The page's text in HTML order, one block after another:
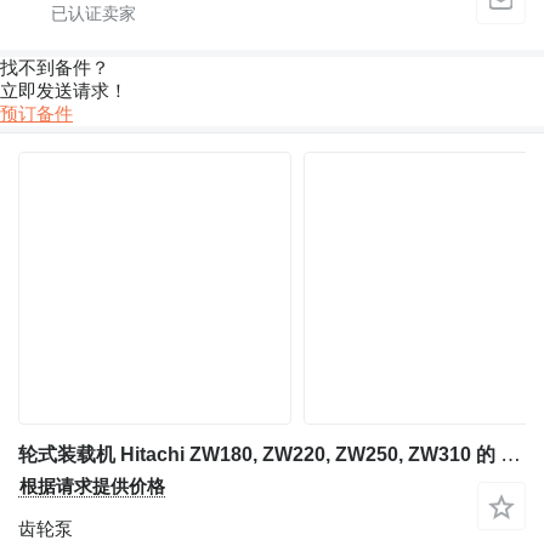
找不到备件？
立即发送请求！
预订备件
轮式装载机 Hitachi ZW180, ZW220, ZW250, ZW310 的 齿轮泵 Hitachi YB60005013 Zahnradpumpe 9217993, ZW180, ZW220, ZW250, ZW310
根据请求提供价格
齿轮泵